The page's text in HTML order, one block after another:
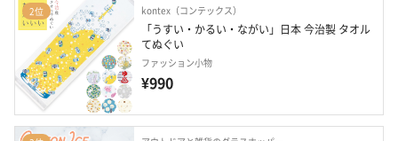
2位 kontex（コンテックス）
「うすい・かるい・ながい」日本 今治製 タオル
てぬぐい
ファッション小物
¥990